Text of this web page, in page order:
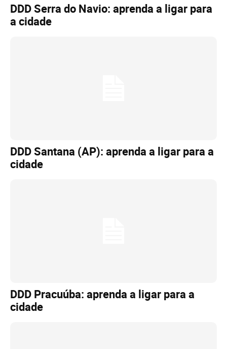
DDD Serra do Navio: aprenda a ligar para
a cidade
DDD Santana (AP): aprenda a ligar para a
cidade
DDD Pracuúba: aprenda a ligar para a
cidade